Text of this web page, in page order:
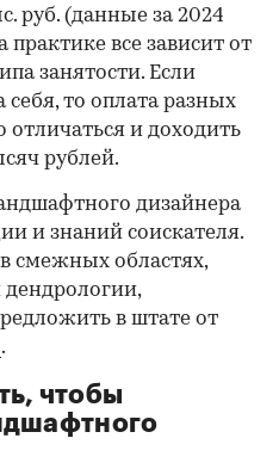
руб. (данные за 2024
практике все зависит от
занятости. Если
себя, то оплата разных
и доходить
рублей.
дизайнера
и знаний соискателя.
смежных областях,
в штате от
.
чтобы